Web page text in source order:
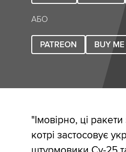
АБО
PATREON BUY
"Імовірно, ці
котрі застосовує